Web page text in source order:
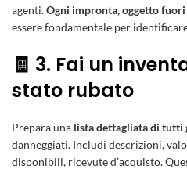
agenti.Ogni impronta, oggetto
essere fondamentale per
🧾 3. Fai un
stato rubato
Prepara una lista dettagliata di tutti
danneggiati. Includi descrizioni,
disponibili, ricevute d’acquisto.